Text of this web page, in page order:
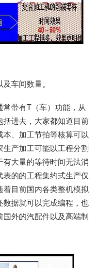
车间数量。
带有T（车）功能，从
括进去，大家都知道目前
、加工节拍等核算可以
产加工可能以工程分割
大量的等待时间无法消
的的工程集约式生产仅
着目前国内各类整机模拟
数据就可以完成编程，也
外的汽配件以及高端制